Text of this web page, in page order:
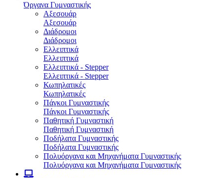
Όργανα Γυμναστικής
Αξεσουάρ
Αξεσουάρ
Διάδρομοι
Διάδρομοι
Ελλειπτικά
Ελλειπτικά
Ελλειπτικά - Stepper
Ελλειπτικά - Stepper
Κωπηλατικές
Κωπηλατικές
Πάγκοι Γυμναστικής
Πάγκοι Γυμναστικής
Παθητική Γυμναστική
Παθητική Γυμναστική
Ποδήλατα Γυμναστικής
Ποδήλατα Γυμναστικής
Πολυόργανα και Μηχανήματα Γυμναστικής
Πολυόργανα και Μηχανήματα Γυμναστικής